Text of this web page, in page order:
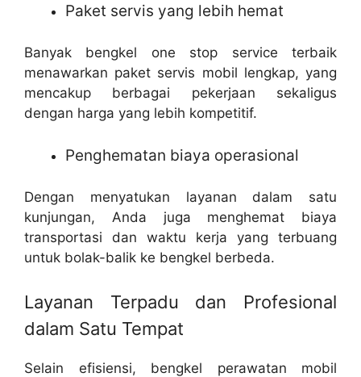
Paket servis yang lebih hemat
Banyak bengkel one stop service terbaik
menawarkan paket servis mobil lengkap, yang
mencakup berbagai pekerjaan sekaligus
dengan harga yang lebih kompetitif.
Penghematan biaya operasional
Dengan menyatukan layanan dalam satu
kunjungan, Anda juga menghemat biaya
transportasi dan waktu kerja yang terbuang
untuk bolak-balik ke bengkel berbeda.
Layanan Terpadu dan Profesional
dalam Satu Tempat
Selain efisiensi, bengkel perawatan mobil